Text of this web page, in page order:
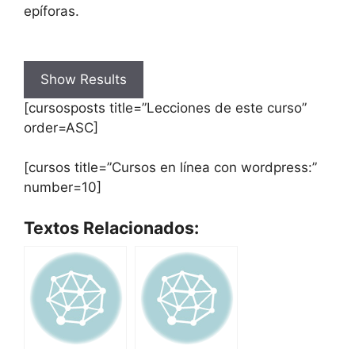
epíforas.
[cursosposts title=”Lecciones de este curso”
order=ASC]
[cursos title=”Cursos en línea con wordpress:”
number=10]
Textos Relacionados: